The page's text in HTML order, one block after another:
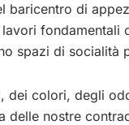
baricentro di
fondamentali
spazi di
dei colori, degli
delle nostre